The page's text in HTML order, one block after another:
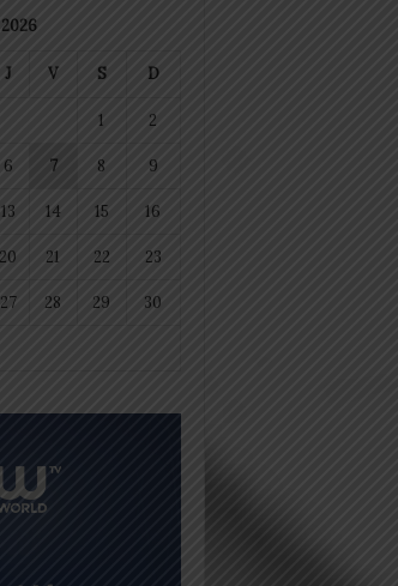
J V S D
1 2
6 7 8 9
13 14 15 16
20 21 22 23
27 28 29 30